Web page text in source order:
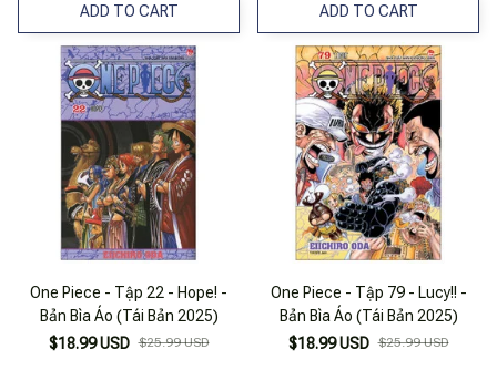
ADD TO CART ADD TO CART
One Piece - Tập 22 - Hope! -
Bản Bìa Áo (Tái Bản 2025)
$18.99 USD $25.99 USD
One Piece - Tập 79 - Lucy!! -
Bản Bìa Áo (Tái Bản 2025)
$18.99 USD $25.99 USD